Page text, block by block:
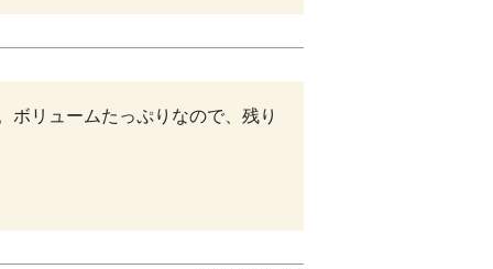
ボリュームたっぷりなので、残り